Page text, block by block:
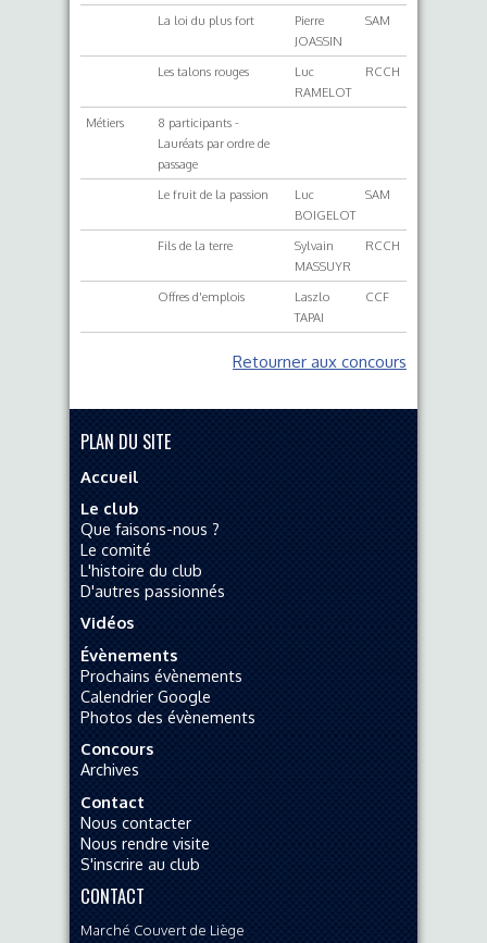
La loi du plus fort
Pierre
JOASSIN
SAM
Les talons rouges
Luc
RAMELOT
RCCH
Métiers
8 participants -
Lauréats par ordre de
passage
Le fruit de la passion
Luc
BOIGELOT
SAM
Fils de la terre
Sylvain
MASSUYR
RCCH
Offres d'emplois
Laszlo
TAPAI
CCF
Retourner aux concours
PLAN DU SITE
Accueil
Le club
Que faisons-nous ?
Le comité
L'histoire du club
D'autres passionnés
Vidéos
Évènements
Prochains évènements
Calendrier Google
Photos des évènements
Concours
Archives
Contact
Nous contacter
Nous rendre visite
S'inscrire au club
CONTACT
Marché Couvert de Liège